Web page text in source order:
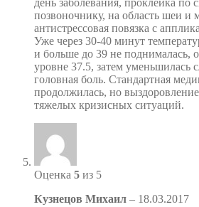
день заболевания, проклейка по
позвоночнику, на область шеи
антистрессовая повязка с
Уже через 30-40 минут
и больше до 39 не поднималась,
уровне 37.5, затем уменьшилась
головная боль. Стандартная
продолжилась, но
тяжелых кризисных ситуаций.
Оценка 5 из 5
Кузнецов Михаил – 18.03.2017